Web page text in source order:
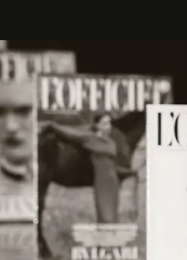
framework where
converge with